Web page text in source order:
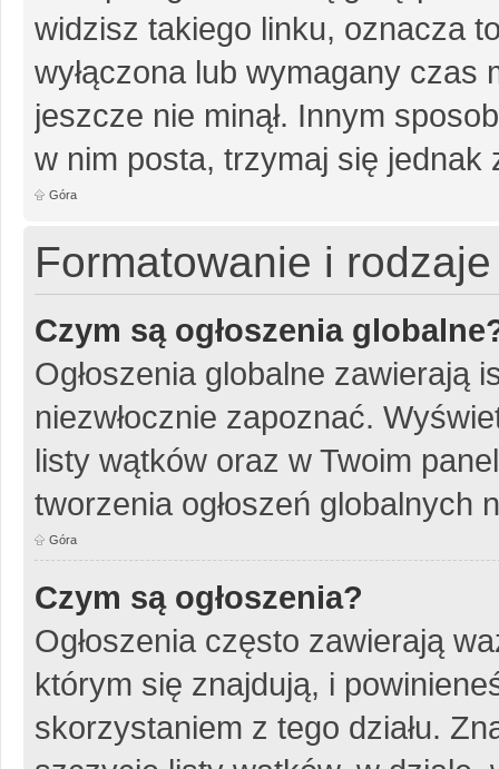
widzisz takiego linku, oznacza
wyłączona lub wymagany
jeszcze nie minął. Innym
w nim posta, trzymaj się jednak
Góra
Formatowanie i
Czym są ogłoszenia
Ogłoszenia globalne zawierają
niezwłocznie zapoznać.
listy wątków oraz w Twoim
tworzenia ogłoszeń globalnych
Góra
Czym są ogłoszenia?
Ogłoszenia często zawierają
którym się znajdują, i
skorzystaniem z tego działu.